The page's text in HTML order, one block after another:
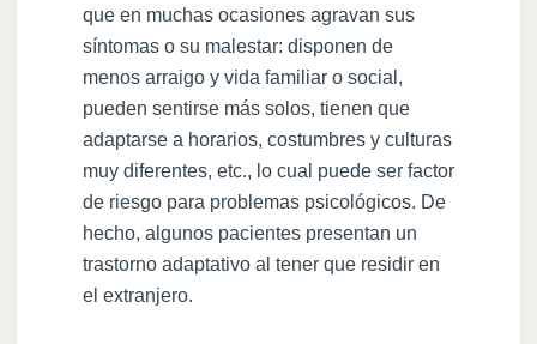
que en muchas ocasiones agravan sus
síntomas o su malestar: disponen de
menos arraigo y vida familiar o social,
pueden sentirse más solos, tienen que
adaptarse a horarios, costumbres y culturas
muy diferentes, etc., lo cual puede ser factor
de riesgo para problemas psicológicos. De
hecho, algunos pacientes presentan un
trastorno adaptativo al tener que residir en
el extranjero.